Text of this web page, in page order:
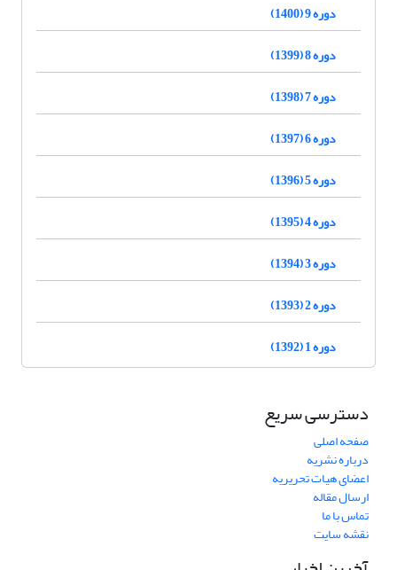
دوره 9 (1400)
دوره 8 (1399)
دوره 7 (1398)
دوره 6 (1397)
دوره 5 (1396)
دوره 4 (1395)
دوره 3 (1394)
دوره 2 (1393)
دوره 1 (1392)
دسترسی سریع
صفحه اصلی
درباره نشریه
اعضای هیات تحریریه
ارسال مقاله
تماس با ما
نقشه سایت